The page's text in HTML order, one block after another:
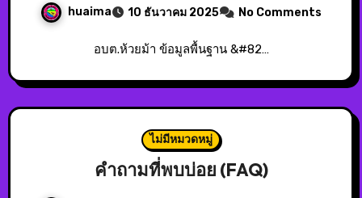
huaima 10 ธันวาคม 2025 No Comments
อบต.ห้วยม้า ข้อมูลพื้นฐาน &#82…
ไม่มีหมวดหมู่
คำถามที่พบบ่อย (FAQ)